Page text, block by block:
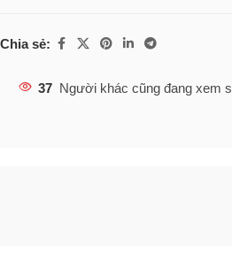
Chia sẻ:
37 Người khác cũng đang xem